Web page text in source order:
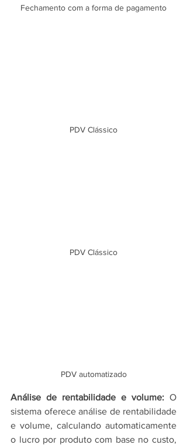
Fechamento com a forma de pagamento
PDV Clássico
PDV Clássico
PDV automatizado
Análise de rentabilidade e volume: O
sistema oferece análise de rentabilidade
e volume, calculando automaticamente
o lucro por produto com base no custo,